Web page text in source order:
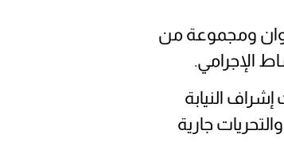
ومجموعة من
الإجرامي.
النيابة
جارية